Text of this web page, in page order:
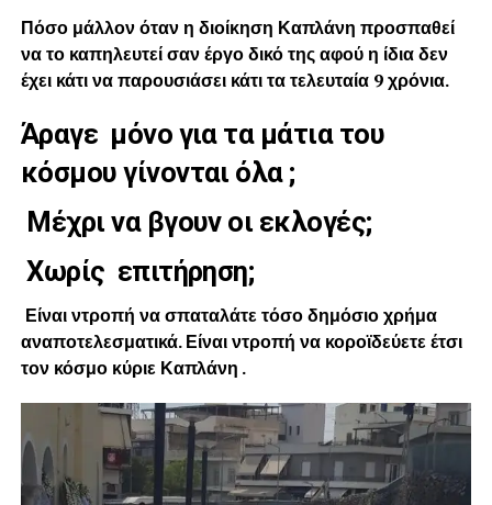
Πόσο μάλλον όταν η διοίκηση Καπλάνη προσπαθεί
να το καπηλευτεί σαν έργο δικό της αφού η ίδια δεν
έχει κάτι να παρουσιάσει κάτι τα τελευταία 9 χρόνια.
Άραγε μόνο για τα μάτια του
κόσμου γίνονται όλα ;
Μέχρι να βγουν οι εκλογές;
Χωρίς επιτήρηση;
Είναι ντροπή να σπαταλάτε τόσο δημόσιο χρήμα
αναποτελεσματικά. Είναι ντροπή να κοροϊδεύετε έτσι
τον κόσμο κύριε Καπλάνη .